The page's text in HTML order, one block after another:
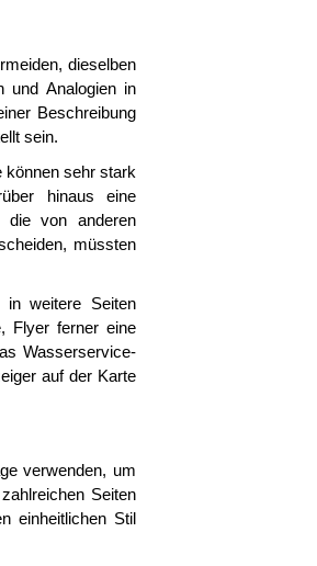
dieselben
und Analogien in
Beschreibung
sein.
können sehr stark
hinaus eine
die von anderen
müssten
weitere Seiten
Flyer ferner eine
Wasserservice-
auf der Karte
verwenden, um
Seiten
einheitlichen Stil